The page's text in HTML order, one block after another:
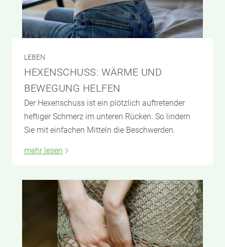
LEBEN
HEXENSCHUSS: WÄRME UND
BEWEGUNG HELFEN
Der Hexenschuss ist ein plötzlich auftretender
heftiger Schmerz im unteren Rücken. So lindern
Sie mit einfachen Mitteln die Beschwerden.
mehr lesen